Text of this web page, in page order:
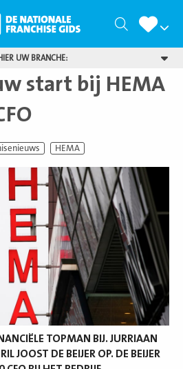
Zoeken
UW BRANCHE:
start bij HEMA
HEMA
TOPMAN BIJ. JURRIAAN
JOOST DE BEIJER OP. DE BEIJER